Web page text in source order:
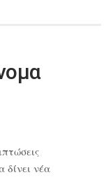
δίνει νέα